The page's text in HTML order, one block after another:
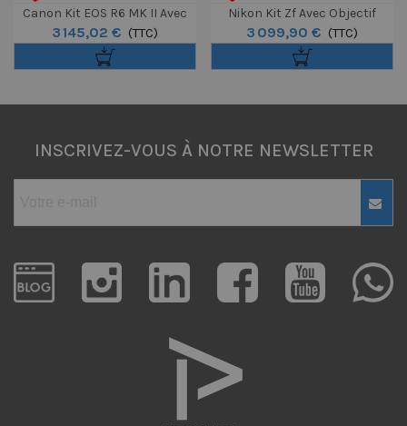
Canon Kit EOS R6 MK II Avec
Objectif RF 24-105mm F/4-7.1
IS STM
3 145,02 € (TTC)
Nikon Kit Zf Avec Objectif
Nikkor 24-70mm F4
3 099,90 € (TTC)
INSCRIVEZ-VOUS À NOTRE NEWSLETTER